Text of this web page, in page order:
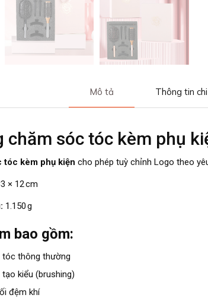
Mô tả Thông tin
chăm sóc tóc kèm phụ
tóc kèm phụ kiện cho phép tuỳ chỉnh Logo theo
× 12 cm
1.150 g
bao gồm:
tóc thông thường
kiểu (brushing)
đệm khí